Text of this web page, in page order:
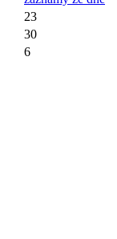
23
30
6